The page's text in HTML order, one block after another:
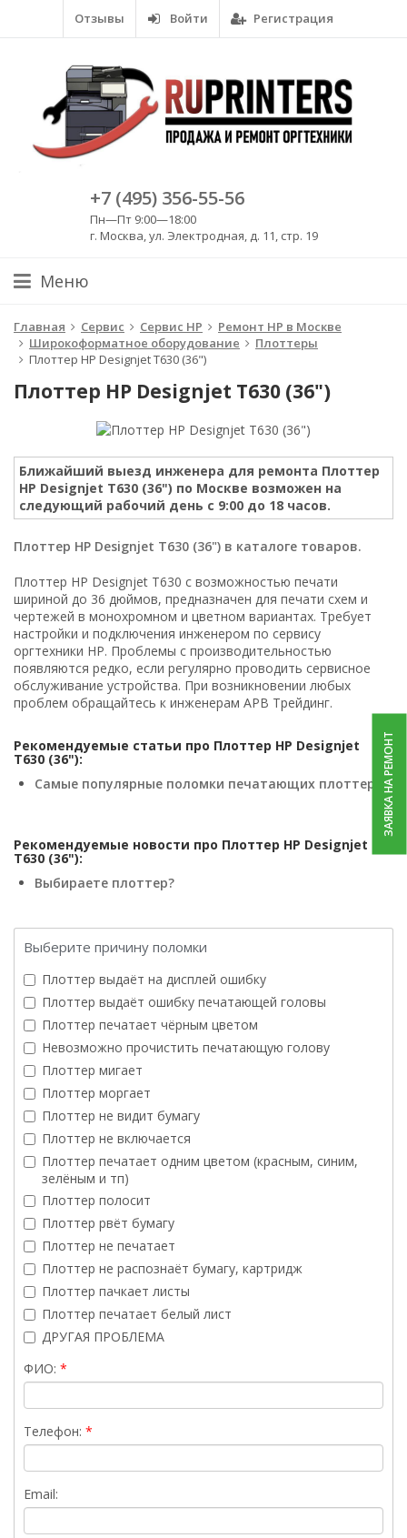
Отзывы Войти Регистрация
+7 (495) 356-55-56
Пн—Пт 9:00—18:00
г. Москва, ул. Электродная, д. 11, стр. 19
Меню
Главная Сервис Сервис HP
Ремонт HP в Москве
Широкоформатное оборудование
Плоттеры
Плоттер HP Designjet T630 (36")
Плоттер HP Designjet T630 (36")
Ближайший выезд инженера для ремонта Плоттер
HP Designjet T630 (36") по Москве возможен на
следующий рабочий день с 9:00 до 18 часов.
Плоттер HP Designjet T630 (36") в каталоге товаров.
Плоттер HP Designjet T630 с возможностью печати
шириной до 36 дюймов, предназначен для печати схем и
чертежей в монохромном и цветном вариантах. Требует
настройки и подключения инженером по сервису
оргтехники HP. Проблемы с производительностью
появляются редко, если регулярно проводить сервисное
обслуживание устройства. При возникновении любых
проблем обращайтесь к инженерам АРВ Трейдинг.
Рекомендуемые статьи про Плоттер HP Designjet
T630 (36"):
Самые популярные поломки печатающих плоттеров
Рекомендуемые новости про Плоттер HP Designjet
T630 (36"):
Выбираете плоттер?
Выберите причину поломки
Плоттер выдаёт на дисплей ошибку
Плоттер выдаёт ошибку печатающей головы
Плоттер печатает чёрным цветом
Невозможно прочистить печатающую голову
Плоттер мигает
Плоттер моргает
Плоттер не видит бумагу
Плоттер не включается
Плоттер печатает одним цветом (красным, синим,
зелёным и тп)
Плоттер полосит
Плоттер рвёт бумагу
Плоттер не печатает
Плоттер не распознаёт бумагу, картридж
Плоттер пачкает листы
Плоттер печатает белый лист
ДРУГАЯ ПРОБЛЕМА
ФИО:
Телефон:
Email:
ЗАЯВКА НА РЕМОНТ